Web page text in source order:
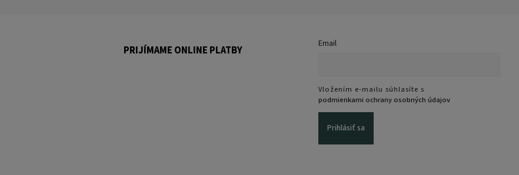
PRIJÍMAME ONLINE PLATBY
Email
Vložením e-mailu súhlasíte s
podmienkami ochrany osobných údajov
Prihlásiť sa